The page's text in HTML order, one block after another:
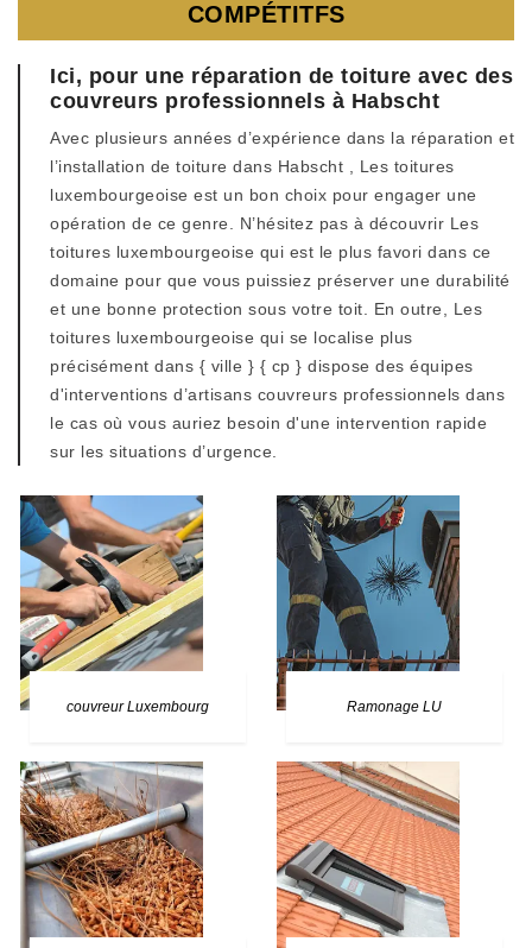
COMPÉTITFS
Ici, pour une réparation de toiture avec des
couvreurs professionnels à Habscht
Avec plusieurs années d’expérience dans la réparation et
l’installation de toiture dans Habscht , Les toitures
luxembourgeoise est un bon choix pour engager une
opération de ce genre. N’hésitez pas à découvrir Les
toitures luxembourgeoise qui est le plus favori dans ce
domaine pour que vous puissiez préserver une durabilité
et une bonne protection sous votre toit. En outre, Les
toitures luxembourgeoise qui se localise plus
précisément dans { ville } { cp } dispose des équipes
d'interventions d’artisans couvreurs professionnels dans
le cas où vous auriez besoin d'une intervention rapide
sur les situations d’urgence.
couvreur Luxembourg Ramonage LU